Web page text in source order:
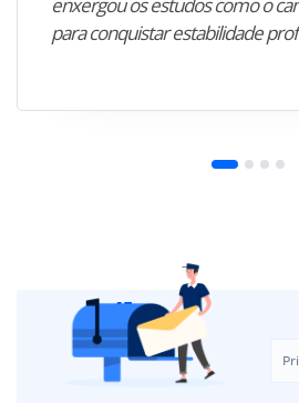
enxergou os estudos como o
para conquistar estabilidade